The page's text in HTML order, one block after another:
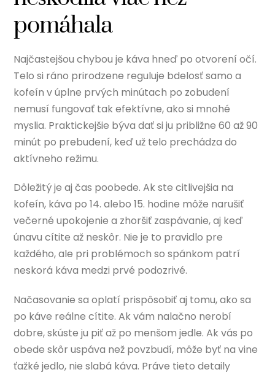
pomáhala
Najčastejšou chybou je káva hneď po otvorení očí.
Telo si ráno prirodzene reguluje bdelosť samo a
kofeín v úplne prvých minútach po zobudení
nemusí fungovať tak efektívne, ako si mnohé
myslia. Praktickejšie býva dať si ju približne 60 až 90
minút po prebudení, keď už telo prechádza do
aktívneho režimu.
Dôležitý je aj čas poobede. Ak ste citlivejšia na
kofeín, káva po 14. alebo 15. hodine môže narušiť
večerné upokojenie a zhoršiť zaspávanie, aj keď
únavu cítite až neskôr. Nie je to pravidlo pre
každého, ale pri problémoch so spánkom patrí
neskorá káva medzi prvé podozrivé.
Načasovanie sa oplatí prispôsobiť aj tomu, ako sa
po káve reálne cítite. Ak vám nalačno nerobí
dobre, skúste ju piť až po menšom jedle. Ak vás po
obede skôr uspáva než povzbudí, môže byť na vine
ťažké jedlo, nie slabá káva. Práve tieto detaily